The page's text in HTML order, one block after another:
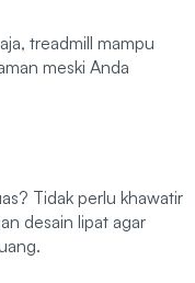
treadmill mampu
meski Anda
Tidak perlu khawatir
desain lipat agar